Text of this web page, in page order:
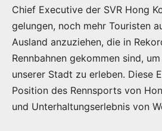
Chief Executive der SVR Hong
gelungen, noch mehr Touristen
Ausland anzuziehen, die in
Rennbahnen gekommen sind,
unserer Stadt zu erleben. Diese
Position des Rennsports von
und Unterhaltungserlebnis von